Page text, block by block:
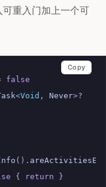
可重入门加上一个可
false
<Void , Never>?
().
{ return
}
Copy